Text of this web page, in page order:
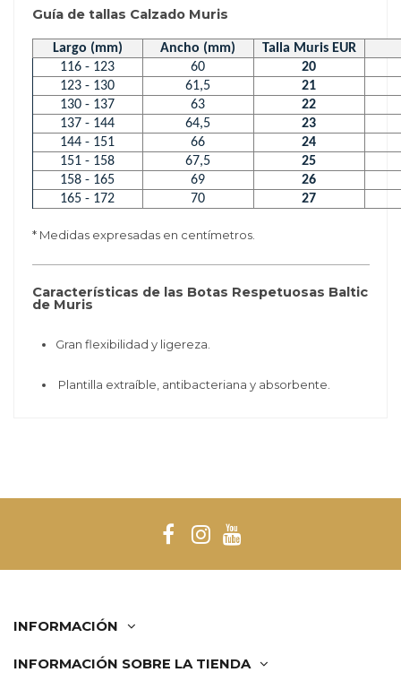
Guía de tallas Calzado Muris
Largo (mm) Ancho (mm)
Talla Muris EUR
116 - 123
60
20
123 - 130
61,5
21
130 - 137
63
22
137 - 144
64,5
23
144 - 151
66
24
151 - 158
67,5
25
158 - 165
69
26
165 - 172
70 27
* Medidas expresadas en centímetros.
Características de las Botas Respetuosas Baltic
de Muris
Gran flexibilidad y ligereza.
Plantilla extraíble, antibacteriana y absorbente.
INFORMACIÓN
INFORMACIÓN SOBRE LA TIENDA